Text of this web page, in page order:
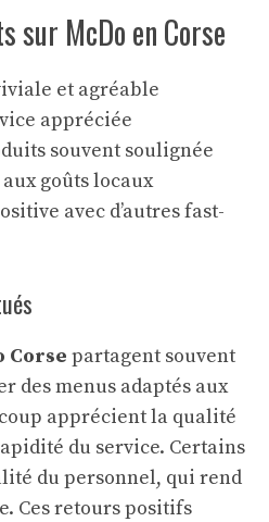
sur McDo en Corse
et agréable
appréciée
souvent soulignée
goûts locaux
avec d’autres fast-
Corse partagent souvent
des menus adaptés aux
apprécient la qualité
du service. Certains
du personnel, qui rend
Ces retours positifs